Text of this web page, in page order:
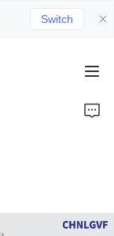
Switch